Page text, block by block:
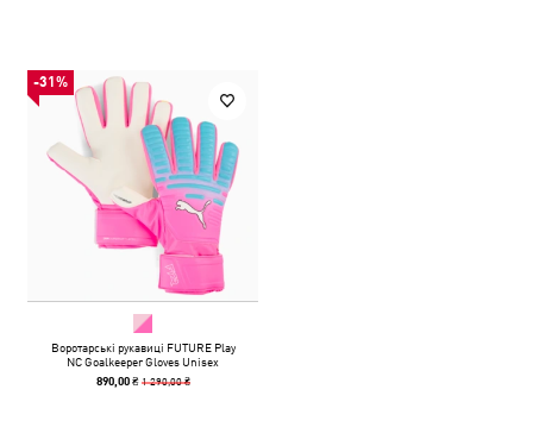
-31%
Воротарські рукавиці FUTURE Play
NC Goalkeeper Gloves Unisex
890,00 ₴ 1 290,00 ₴